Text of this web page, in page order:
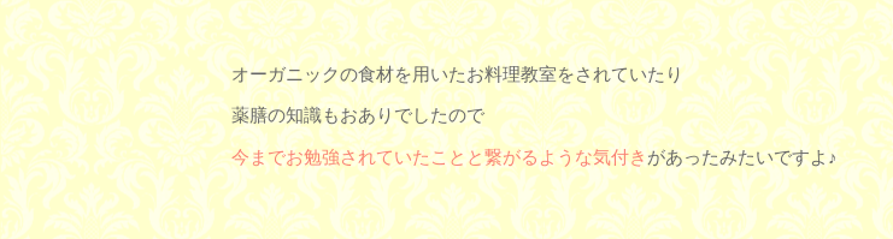
オーガニックの食材を用いたお料理教室をされていたり
薬膳の知識もおありでしたので
今までお勉強されていたことと繋がるような気付きがあったみたいですよ♪